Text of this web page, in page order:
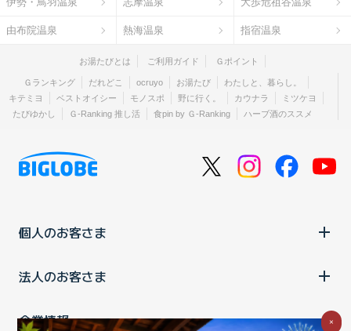
由布院温泉 熱海温泉 指宿温泉
お湯たびとは ご利用ガイド Ｇポイント
Ｇランキング だれどこ ocruyo お湯たび
わたしと、暮らし。
キテミヨ
ベストオイシー モノスポ 野に行く。 カウナラ
ミツケヨ
たびゆかし
Ｇ-Ranking 推し活 食pin by Ｇ-Ranking ハーブ酒のススメ
個人のお客さま
法人のお客さま
企業情報 ×